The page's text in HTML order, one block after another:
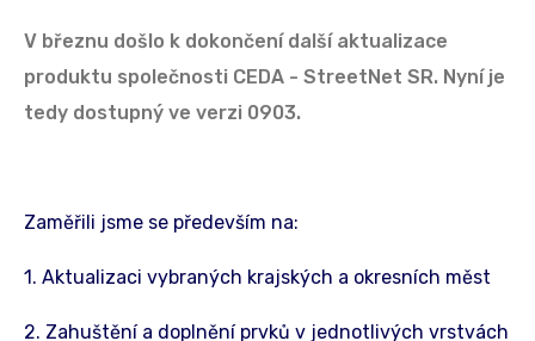
V březnu došlo k dokončení další aktualizace
produktu společnosti CEDA - StreetNet SR. Nyní je
tedy dostupný ve verzi 0903.
Zaměřili jsme se především na:
1. Aktualizaci vybraných krajských a okresních měst
2. Zahuštění a doplnění prvků v jednotlivých vrstvách